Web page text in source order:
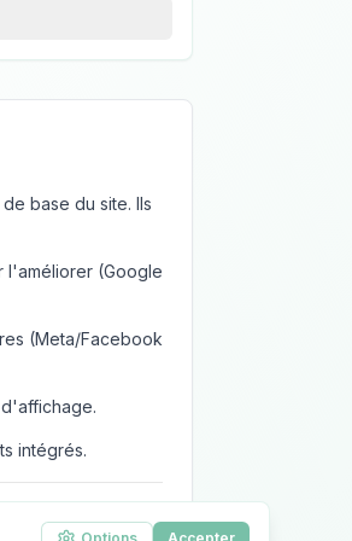
base du site. Ils
l'améliorer (Google
(Meta/Facebook
intégrés.